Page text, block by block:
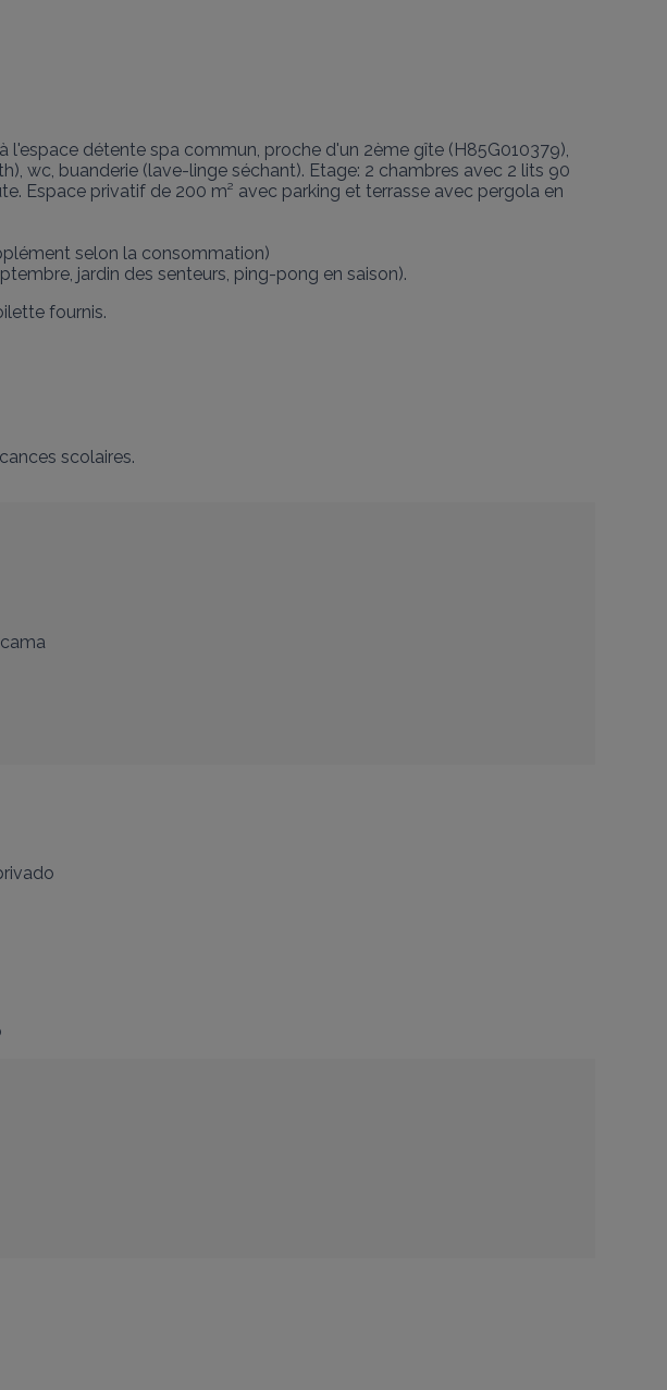
détente spa commun, proche d'un 2ème gîte (H85G010379),
wc, buanderie (lave-linge séchant). Etage: 2 chambres avec 2 lits 90
Espace privatif de 200 m² avec parking et terrasse avec pergola en
selon la consommation)
jardin des senteurs, ping-pong en saison).
fournis.
scolaires.